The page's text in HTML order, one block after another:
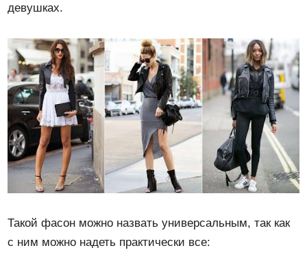
девушках.
Такой фасон можно назвать универсальным, так как
с ним можно надеть практически все: